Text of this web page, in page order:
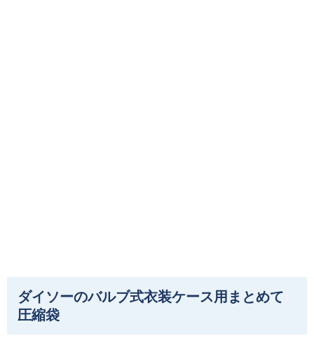
ダイソーのバルブ式衣装ケース用まとめて
圧縮袋